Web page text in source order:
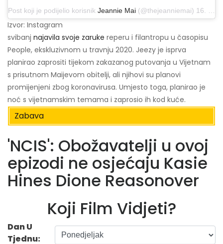
Post koji je podijelio korisnik Jeannie Mai (@thejeanniemai) 16. travnja 2020. u 14:21 PDT
Izvor: Instagram
svibanj najavila svoje zaruke reperu i filantropu u časopisu
People, ekskluzivnom u travnju 2020. Jeezy je isprva
planirao zaprositi tijekom zakazanog putovanja u Vijetnam
s prisutnom Maijevom obitelji, ali njihovi su planovi
promijenjeni zbog koronavirusa. Umjesto toga, planirao je
noć s vijetnamskim temama i zaprosio ih kod kuće.
Zabava
'NCIS': Obožavatelji u ovoj
epizodi ne osjećaju Kasie
Hines Dione Reasonover
Koji Film Vidjeti?
Dan U
Tjednu: